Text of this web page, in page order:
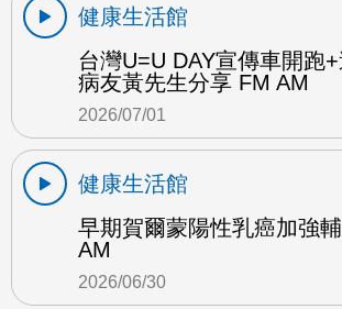
健康生活館
台灣U=U DAY宣傳車開跑
病友黃先生分享 FM AM
2026/07/01
健康生活館
早期賀爾蒙陽性乳癌加強
AM
2026/06/30